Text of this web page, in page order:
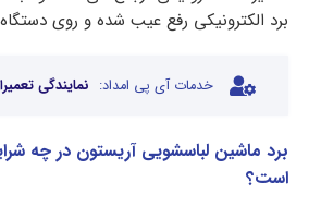
برد الکترونیکی رفع عیب شده و روی
خدمات آی پی امداد: نمایندگی
برد ماشین لباسشویی آریستون در چه
است؟